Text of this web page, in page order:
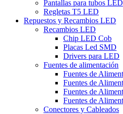
Pantallas para tubos LED
Regletas T5 LED
Repuestos y Recambios LED
Recambios LED
Chip LED Cob
Placas Led SMD
Drivers para LED
Fuentes de alimentación
Fuentes de
Fuentes de
Fuentes de
Fuentes de
Conectores y Cableados